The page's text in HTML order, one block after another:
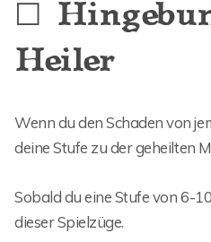
☐
Heiler
Wenn du den Schaden von
deine Stufe zu der geheilten
Sobald du eine Stufe von 6-
dieser Spielzüge.